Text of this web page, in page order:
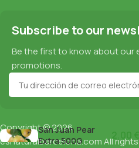
Subscribe to our
Be the first to know about our
promotions.
Copyright © 2026
esnaturalbarcelona.comAll rights
San Juan Pear
Extra 500G